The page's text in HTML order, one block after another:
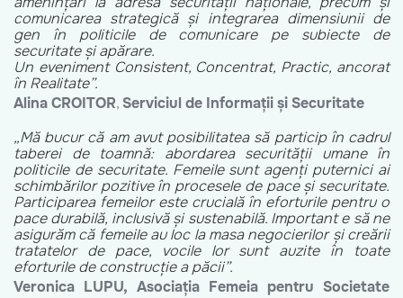
comunicarea strategică și integrarea dimensiunii de
gen în politicile de comunicare pe subiecte de
securitate și apărare.
Un eveniment Consistent, Concentrat, Practic, ancorat
în Realitate”.
Alina CROITOR,Serviciul de Informații și Securitate
„Mă bucur că am avut posibilitatea să particip în cadrul
taberei de toamnă: abordarea securității umane în
politicile de securitate. Femeile sunt agenți puternici ai
schimbărilor pozitive în procesele de pace și securitate.
Participarea femeilor este crucială în eforturile pentru o
pace durabilă, inclusivă și sustenabilă. Important e să ne
asigurăm că femeile au loc la masa negocierilor și creării
tratatelor de pace, vocile lor sunt auzite în toate
eforturile de construcție a păcii”.
Veronica LUPU, Asociația Femeia pentru Societate